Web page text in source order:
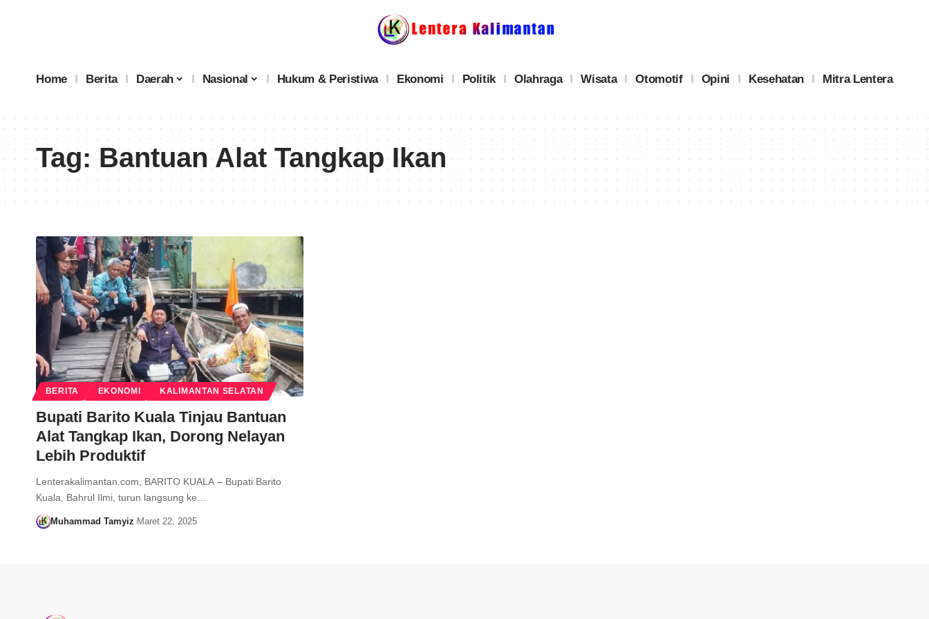
Home Berita Daerah Nasional Hukum & Peristiwa Ekonomi Politik Olahraga Wisata Otomotif Opini Kesehatan Mitra Lentera
Tag:Bantuan Alat Tangkap Ikan
BERITA EKONOMI KALIMANTAN SELATAN
Bupati Barito Kuala Tinjau Bantuan
Alat Tangkap Ikan, Dorong Nelayan
Lebih Produktif
Lenterakalimantan.com, BARITO KUALA – Bupati Barito
Kuala, Bahrul Ilmi, turun langsung ke…
Muhammad Tamyiz Maret 22, 2025